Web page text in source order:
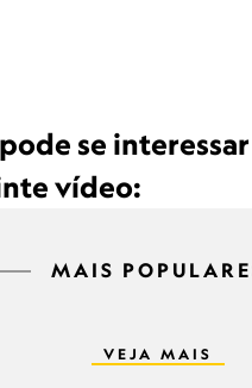
se
vídeo:
MAIS
VEJA MAIS